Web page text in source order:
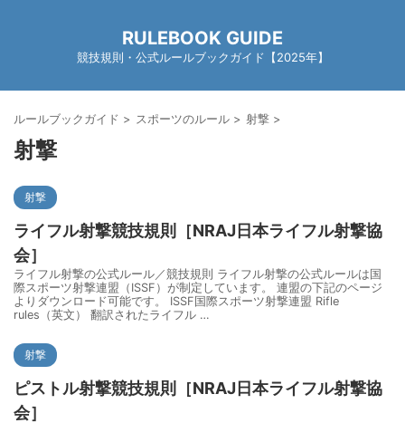
RULEBOOK GUIDE
競技規則・公式ルールブックガイド【2025年】
ルールブックガイド > スポーツのルール > 射撃 >
射撃
射撃
ライフル射撃競技規則［NRAJ日本ライフル射撃協
会］
ライフル射撃の公式ルール／競技規則 ライフル射撃の公式ルールは国
際スポーツ射撃連盟（ISSF）が制定しています。 連盟の下記のページ
よりダウンロード可能です。 ISSF国際スポーツ射撃連盟 Rifle
rules（英文） 翻訳されたライフル …
射撃
ピストル射撃競技規則［NRAJ日本ライフル射撃協
会］